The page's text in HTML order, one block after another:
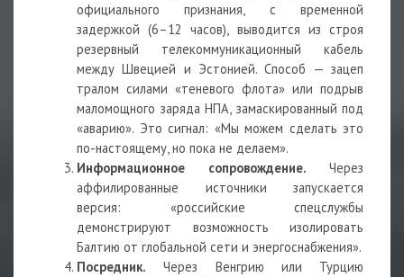
официального признания, с временной
задержкой (6–12 часов), выводится из строя
резервный телекоммуникационный кабель
между Швецией и Эстонией. Способ — зацеп
тралом силами «теневого флота» или подрыв
маломощного заряда НПА, замаскированный под
«аварию». Это сигнал: «Мы можем сделать это
по-настоящему, но пока не делаем».
Информационное сопровождение.
Через
аффилированные источники запускается
версия: «российские спецслужбы
демонстрируют возможность изолировать
Балтию от глобальной сети и энергоснабжения».
Посредник.
Через Венгрию или Турцию